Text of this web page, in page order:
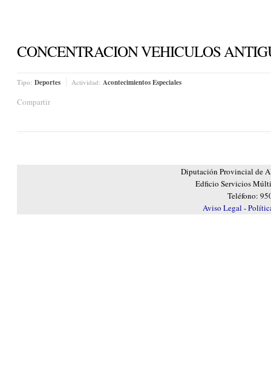
CONCENTRACION VEHICULOS
Tipo: Deportes Actividad: Acontecimientos Especiales
Compartir
Diputación Provincial de
Edficio Servicios
Teléfono:
Aviso Legal -